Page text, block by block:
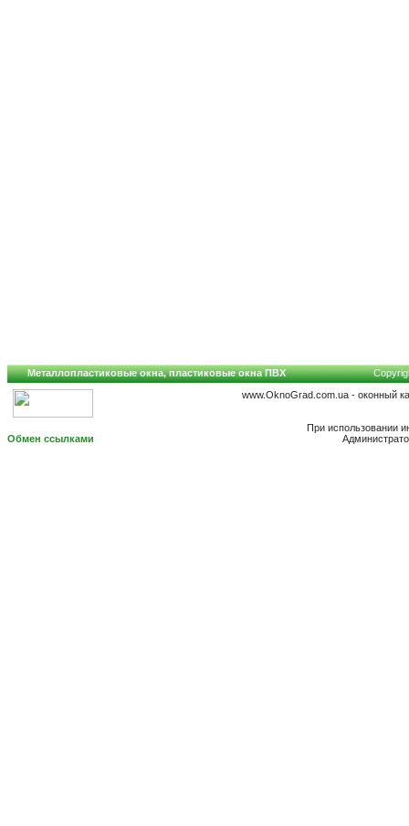
Металлопластиковые окна, пластиковые окна ПВХ
www.OknoGrad.com.ua - оконный
При использовании
Обмен ссылками